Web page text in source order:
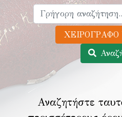
Αναζητήστε